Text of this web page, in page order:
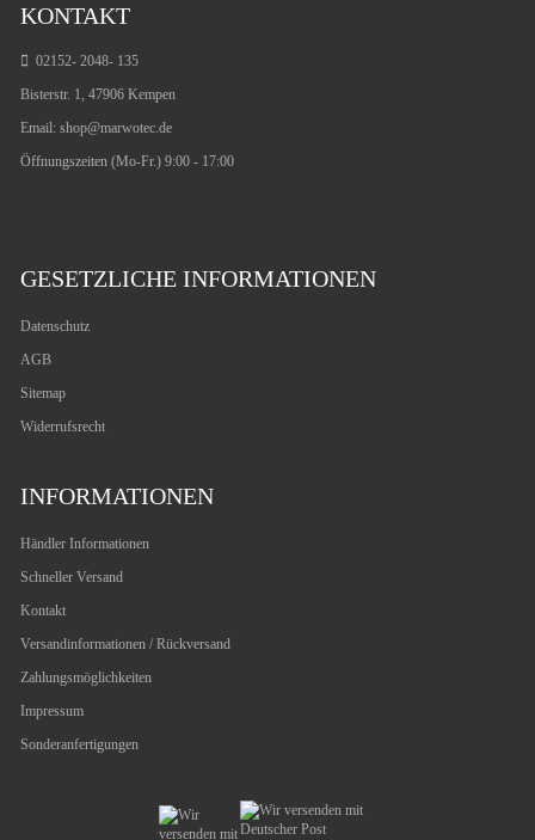
KONTAKT
02152- 2048- 135
Bisterstr. 1, 47906 Kempen
Email: shop@marwotec.de
Öffnungszeiten (Mo-Fr.) 9:00 - 17:00
GESETZLICHE INFORMATIONEN
Datenschutz
AGB
Sitemap
Widerrufsrecht
INFORMATIONEN
Händler Informationen
Schneller Versand
Kontakt
Versandinformationen / Rückversand
Zahlungsmöglichkeiten
Impressum
Sonderanfertigungen